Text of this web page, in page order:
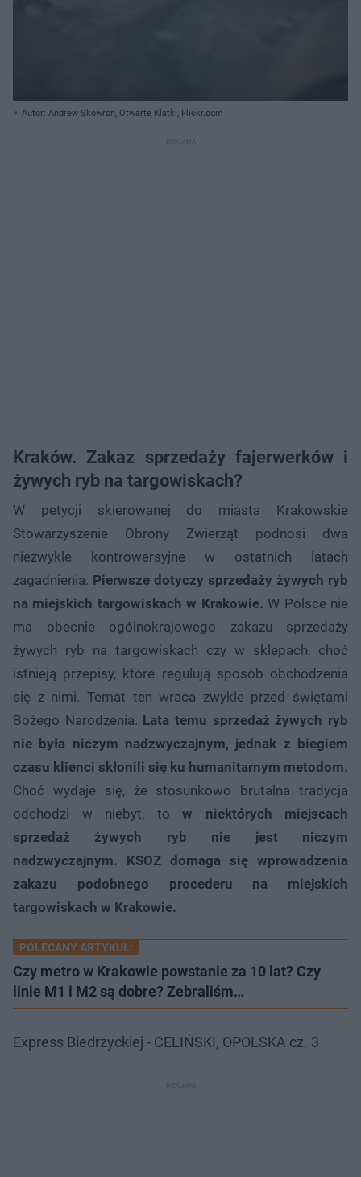
Autor: Andrew Skowron, Otwarte Klatki, Flickr.com
Kraków. Zakaz sprzedaży fajerwerków i
żywych ryb na targowiskach?
W petycji skierowanej do miasta Krakowskie
Stowarzyszenie Obrony Zwierząt podnosi dwa
niezwykle kontrowersyjne w ostatnich latach
zagadnienia. Pierwsze dotyczy sprzedaży żywych ryb
na miejskich targowiskach w Krakowie. W Polsce nie
ma obecnie ogólnokrajowego zakazu sprzedaży
żywych ryb na targowiskach czy w sklepach, choć
istnieją przepisy, które regulują sposób obchodzenia
się z nimi. Temat ten wraca zwykle przed świętami
Bożego Narodzenia. Lata temu sprzedaż żywych ryb
nie była niczym nadzwyczajnym, jednak z biegiem
czasu klienci skłonili się ku humanitarnym metodom.
Choć wydaje się, że stosunkowo brutalna tradycja
odchodzi w niebyt, to w niektórych miejscach
sprzedaż żywych ryb nie jest niczym
nadzwyczajnym.
KSOZ domaga się wprowadzenia
zakazu podobnego procederu na miejskich
targowiskach w Krakowie.
POLECANY ARTYKUŁ:
Czy metro w Krakowie powstanie za 10 lat? Czy
linie M1 i M2 są dobre? Zebraliśm…
Express Biedrzyckiej - CELIŃSKI, OPOLSKA cz. 3